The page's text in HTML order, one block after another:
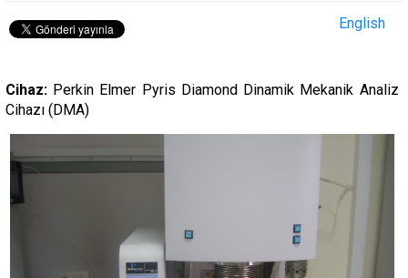
English
Cihaz: Perkin Elmer Pyris Diamond Dinamik Mekanik Analiz
Cihazı (DMA)